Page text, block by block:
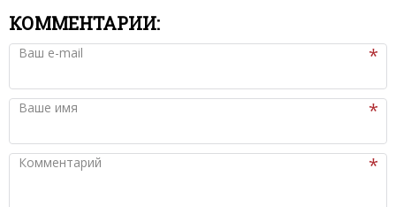
КОММЕНТАРИИ:
Ваш e-mail
Ваше имя
Комментарий